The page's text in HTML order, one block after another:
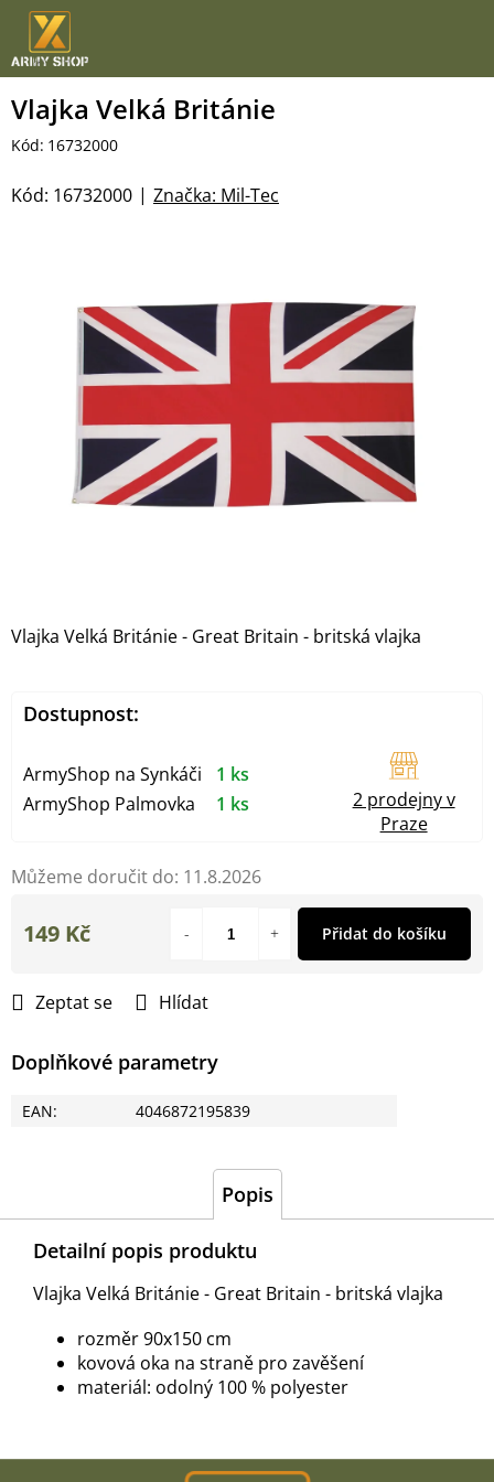
Přejít
obsah
Vlajka Velká Británie
Kód: 16732000
Značka: Mil-Tec
Kód: 16732000
Můžeme doručit do: 11.8.2026
Vlajka Velká Británie - Great Britain - britská vlajka
Zeptat se Hlídat
Doplňkové parametry
EAN: 4046872195839
149 Kč Přidat do košíku
Dostupnost:
ArmyShop na Synkáči
1 ks
ArmyShop Palmovka
1 ks
2 prodejny v
Praze
Popis
Detailní popis produktu
Vlajka Velká Británie - Great Britain - britská vlajka
rozměr 90x150 cm
kovová oka na straně pro zavěšení
materiál: odolný 100 % polyester
Z